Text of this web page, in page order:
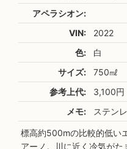
アペラシオン:
VIN:
2022
色:
白
サイズ:
750㎖
参考上代:
3,100円
メモ:
ステン
標高約500mの比較的低い
アーノ。川に近く冷気が